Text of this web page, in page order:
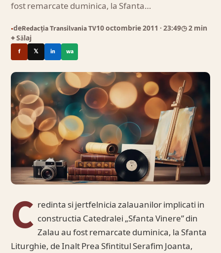
fost remarcate duminica, la Sfanta…
●deRedacția Transilvania TV10 octombrie 2011 · 23:49◷ 2 min
⌖ Sălaj
f 𝕏 in wa
C redinta si jertfelnicia zalauanilor implicati in
constructia Catedralei „Sfanta Vinere” din
Zalau au fost remarcate duminica, la Sfanta
Liturghie, de Inalt Prea Sfintitul Serafim Joanta,